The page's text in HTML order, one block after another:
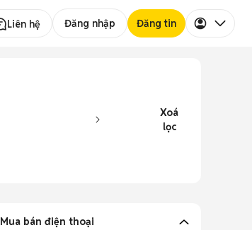
Liên hệ Đăng nhập Đăng tin
Xoá
lọc
Mua bán điện thoại